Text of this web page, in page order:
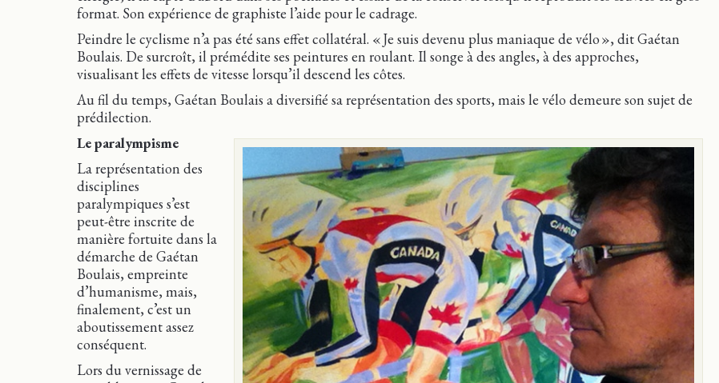
format. Son expérience de graphiste l’aide pour le cadrage.
Peindre le cyclisme n’a pas été sans effet collatéral. « Je suis devenu plus maniaque de vélo », dit Gaétan
Boulais. De surcroît, il prémédite ses peintures en roulant. Il songe à des angles, à des approches,
visualisant les effets de vitesse lorsqu’il descend les côtes.
Au fil du temps, Gaétan Boulais a diversifié sa représentation des sports, mais le vélo demeure son sujet de
prédilection.
Le paralympisme
La représentation des
disciplines
paralympiques s’est
peut-être inscrite de
manière fortuite dans la
démarche de Gaétan
Boulais, empreinte
d’humanisme, mais,
finalement, c’est un
aboutissement assez
conséquent.
Lors du vernissage de